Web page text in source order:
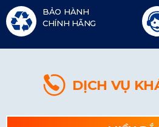
BẢO HÀNH
CHÍNH HÃNG
DỊCH VỤ